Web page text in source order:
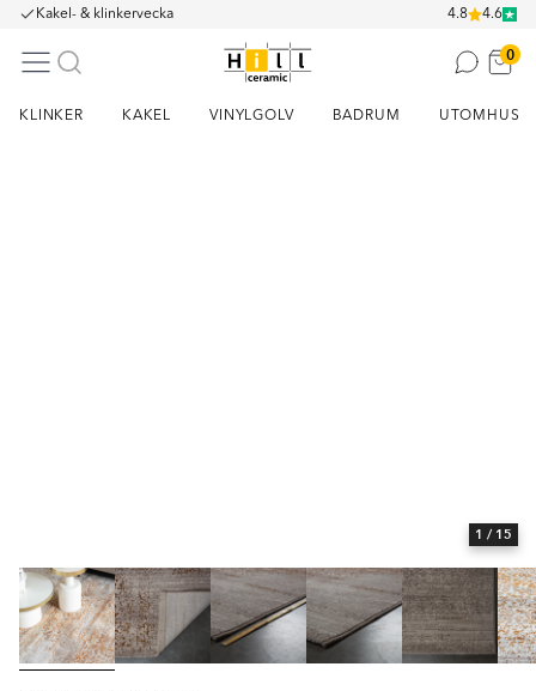
Kakel- & klinkervecka 4.8 4.6
0
KLINKER KAKEL VINYLGOLV BADRUM UTOMHUS
1 / 15